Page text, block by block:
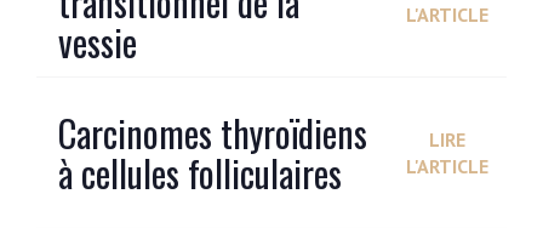
vessie
L'ARTICLE
Carcinomes thyroïdiens
à cellules folliculaires
LIRE
L'ARTICLE